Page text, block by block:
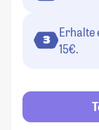
3
Erhalte
15€.